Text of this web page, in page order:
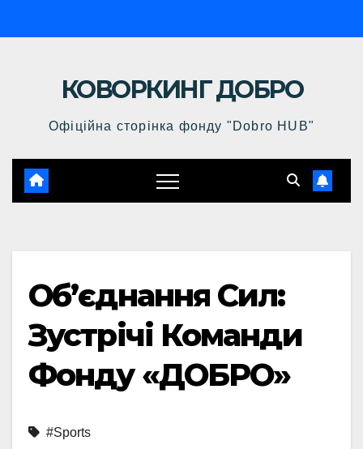
к
КОВОРКИНГ ДОБРО
Офіційна сторінка фонду "Dobro HUB"
Об’єднання Сил:
Зустрічі Команди
Фонду «ДОБРО»
#Sports